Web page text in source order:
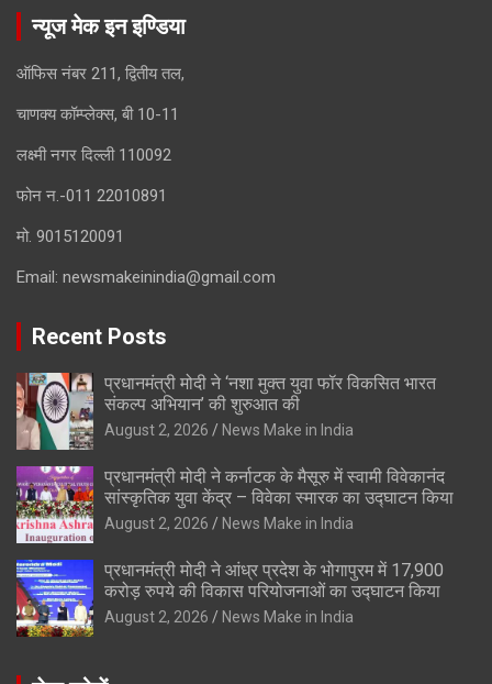
न्यूज मेक इन इण्डिया
ऑफिस नंबर 211, द्वितीय तल,
चाणक्य कॉम्प्लेक्स, बी 10-11
लक्ष्मी नगर दिल्ली 110092
फोन न.-011 22010891
मो. 9015120091
Email: newsmakeinindia@gmail.com
Recent Posts
प्रधानमंत्री मोदी ने ‘नशा मुक्त युवा फॉर विकसित भारत
संकल्प अभियान’ की शुरुआत की
August 2, 2026 News Make in India
प्रधानमंत्री मोदी ने कर्नाटक के मैसूरु में स्वामी विवेकानंद
सांस्कृतिक युवा केंद्र – विवेका स्मारक का उद्घाटन किया
August 2, 2026 News Make in India
प्रधानमंत्री मोदी ने आंध्र प्रदेश के भोगापुरम में 17,900
करोड़ रुपये की विकास परियोजनाओं का उद्घाटन किया
August 2, 2026 News Make in India